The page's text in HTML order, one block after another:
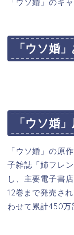
「ウソ婚」のキ
「ウソ婚
「ウソ婚
「ウソ婚」の原作
子雑誌「姉フレ
し、主要電子書
12巻まで発売さ
わせて累計450万